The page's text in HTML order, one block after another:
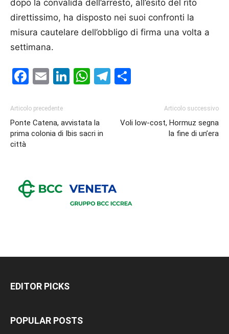
dopo la convalida dell’arresto, all’esito del rito
direttissimo, ha disposto nei suoi confronti la
misura cautelare dell’obbligo di firma una volta a
settimana.
Facebook
EmailLinkedIn
WhatsApp
Telegram
Articolo precedente
Ponte Catena, avvistata la
prima colonia di Ibis sacri in
città
Articolo successivo
Voli low-cost, Hormuz segna
la fine di un’era
EDITOR PICKS
POPULAR POSTS